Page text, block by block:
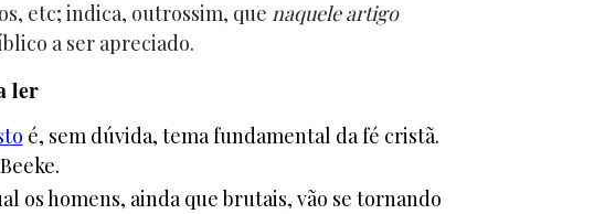
etc; indica, outrossim, que naquele artigo
a ser apreciado.
ler
é, sem dúvida, tema fundamental da fé cristã.
os homens, ainda que brutais, vão se tornando